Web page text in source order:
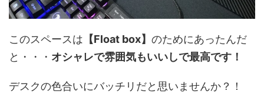
このスペースは 【Float box】 のためにあったんだ
と・・・ オシャレで雰囲気もいいしで最高です！
デスクの色合いにバッチリだと思いませんか？！